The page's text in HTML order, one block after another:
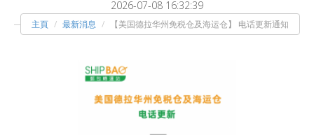
2026-07-08 16:32:39
主頁 最新消息 【美国德拉华州免税仓及海运仓】 电话更新通知